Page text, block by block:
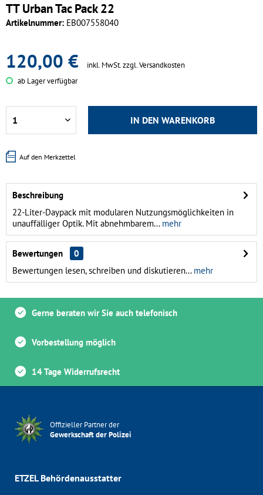
TT Urban Tac Pack 22
Artikelnummer: EB007558040
120,00 € inkl. MwSt.zzgl. Versandkosten
ab Lager verfügbar
IN DEN WARENKORB
Auf den Merkzettel
Beschreibung
22-Liter-Daypack mit modularen Nutzungsmöglichkeiten in
unauffälliger Optik. Mit abnehmbarem...mehr
Bewertungen
0
Bewertungen lesen, schreiben und diskutieren...mehr
Gerne beraten wir Sie auch telefonisch
Vorbestellung möglich
14 Tage Widerrufsrecht
Offizieller Partner der
Gewerkschaft der Polizei
ETZEL Behördenausstatter